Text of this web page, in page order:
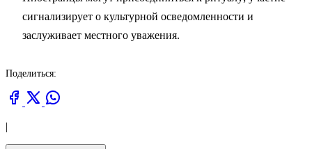
сигнализирует о культурной осведомленности и
заслуживает местного уважения.
Поделиться: